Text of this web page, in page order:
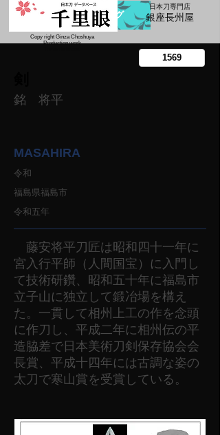
ブログ
日本刀専門店
​銀座長州屋
Copy right Ginza Choshuya
Production work
銘 将平
MASAHIRA
令和
福島県福島市
令和五年
藤安将平刀匠は昭和四十一年に
宮入行平師（人間国宝）に入門し
て技術研鑽、昭和五十年に福島市
立子山に独立して鍛冶場を構え
た。一貫して相州上工の作を念頭
に作刀し、平成二年に相州伝の平
造脇差で日本美術刀剣保存協会会
長賞、平成十四年には古調な姿の
太刀で寒山賞を受賞している。